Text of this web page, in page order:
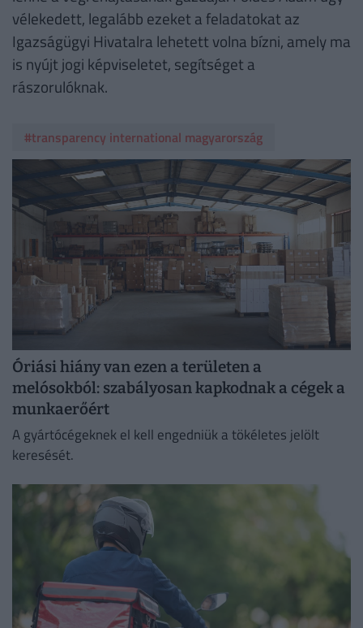
vélekedett, legalább ezeket a feladatokat az
Igazságügyi Hivatalra lehetett volna bízni, amely ma
is nyújt jogi képviseletet, segítséget a
rászorulóknak.
#transparency international magyarország
Óriási hiány van ezen a területen a
melósokból: szabályosan kapkodnak a cégek a
munkaerőért
A gyártócégeknek el kell engedniük a tökéletes jelölt
keresését.